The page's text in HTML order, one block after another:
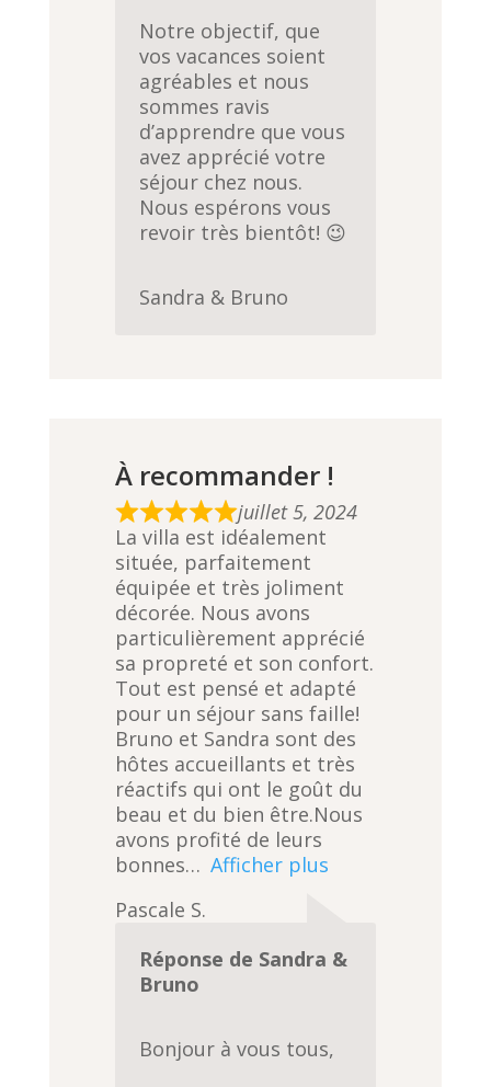
Notre objectif, que
vos vacances soient
agréables et nous
sommes ravis
d’apprendre que vous
avez apprécié votre
séjour chez nous.
Nous espérons vous
revoir très bientôt! 😉
Sandra & Bruno
À recommander !
R
a
t
e
d
5
,
0
o
u
t
o
f
5
juillet 5, 2024
La villa est idéalement
située, parfaitement
équipée et très joliment
décorée. Nous avons
particulièrement apprécié
sa propreté et son confort.
Tout est pensé et adapté
pour un séjour sans faille!
Bruno et Sandra sont des
hôtes accueillants et très
réactifs qui ont le goût du
beau et du bien être.Nous
avons profité de leurs
bonnes
Afficher plus
Pascale S.
Réponse de Sandra &
Bruno
Bonjour à vous tous,